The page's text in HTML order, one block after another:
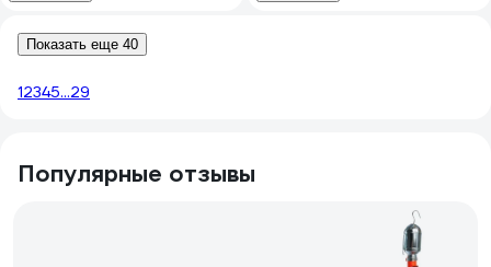
Показать еще 40
12345...29
Популярные отзывы